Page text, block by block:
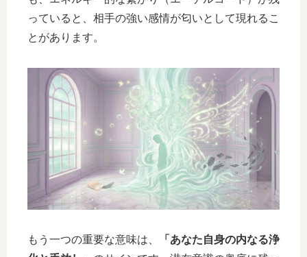
っていると、相手の強い感情が匂いとして現れるこ
とがあります。
もう一つの重要な意味は、
「あなた自身の内なる浄